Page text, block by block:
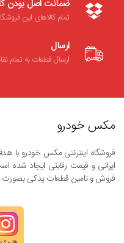
ضمانت اصل بودن
تمام کالاهای این
ارسال
ارسال قطعات به تمام
مکس خودرو
فروشگاه اینترنتی مکس خودرو با
فروش و تامین قطعات یدکی